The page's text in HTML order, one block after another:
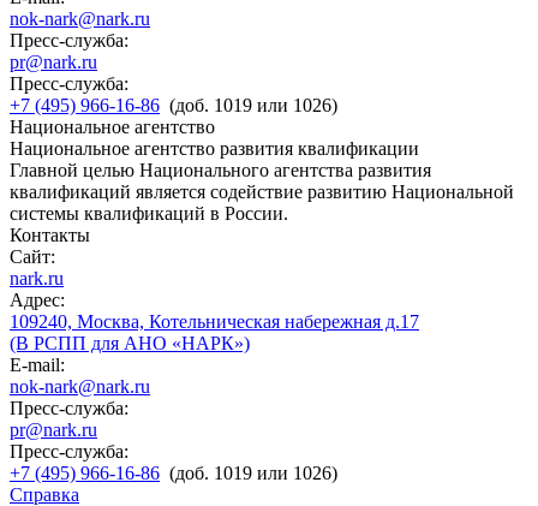
nok-nark@nark.ru
Пресс-служба:
pr@nark.ru
Пресс-служба:
+7 (495) 966-16-86 (доб. 1019 или 1026)
Национальное агентство
Национальное агентство развития квалификации
Главной целью Национального агентства развития
квалификаций является содействие развитию Национальной
системы квалификаций в России.
Контакты
Сайт:
nark.ru
Адрес:
109240, Москва, Котельническая набережная д.17
(В РСПП для АНО «НАРК»)
E-mail:
nok-nark@nark.ru
Пресс-служба:
pr@nark.ru
Пресс-служба:
+7 (495) 966-16-86 (доб. 1019 или 1026)
Справка